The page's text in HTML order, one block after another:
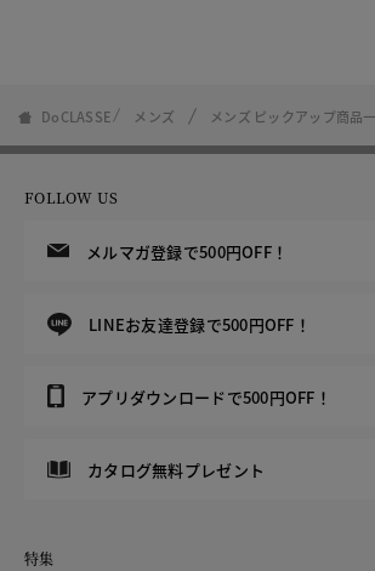
DoCLASSE メンズ メンズ ピックアップ商品
FOLLOW US
メルマガ登録で500円OFF！
LINEお友達登録で500円OFF！
アプリダウンロードで500円OFF！
カタログ無料プレゼント
特集